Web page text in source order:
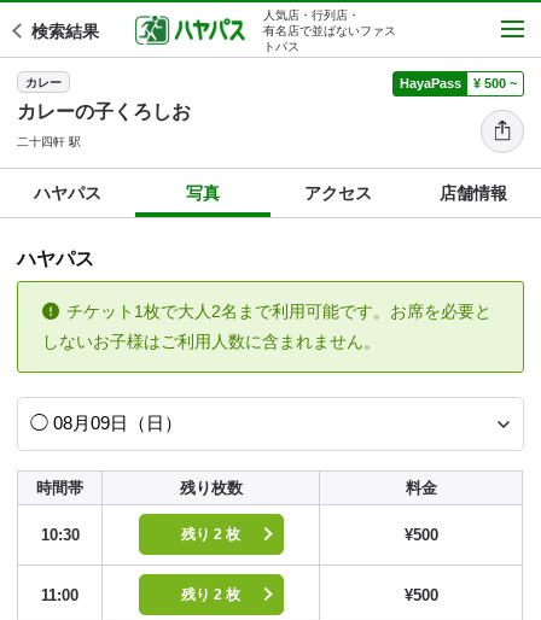
検索結果
人気店・行列店・
有名店で並ばないファス
トパス
カレー
カレーの子くろしお
二十四軒 駅
HayaPass ¥ 500 ~
ハヤパス 写真 アクセス 店舗情報
ハヤパス
チケット1枚で大人2名まで利用可能です。お席を必要と
しないお子様はご利用人数に含まれません。
時間帯 残り枚数 料金
10:30 残り 2 枚 ¥500
11:00 残り 2 枚 ¥500